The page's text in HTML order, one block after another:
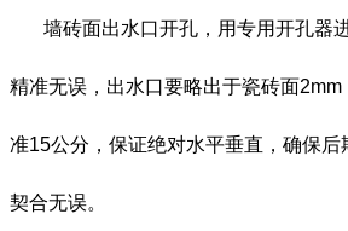
墙砖面出水口开孔，用专用开孔器
精准无误，出水口要略出于瓷砖面2mm
准15公分，保证绝对水平垂直，确保后
契合无误。